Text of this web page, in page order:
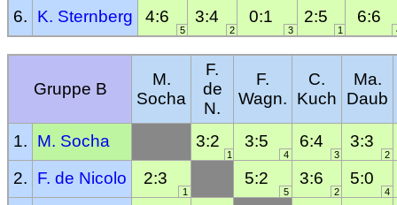
6. K. Sternberg 4:6 3:4 0:1 2:5 6:6
5 2 3 1
Gruppe B
M.
Socha
F.
de
N.
F.
Wagn.
C.
Kuch
Ma.
Daub
1. M. Socha 3:2 3:5 6:4 3:3
1 4 3 2
2. F. de Nicolo 2:3 5:2 3:6 5:0
1 5 2 4